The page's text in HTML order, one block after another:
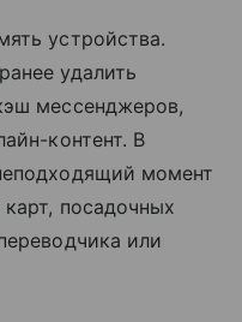
устройства.
удалить
мессенджеров,
контент. В
момент
посадочных
или